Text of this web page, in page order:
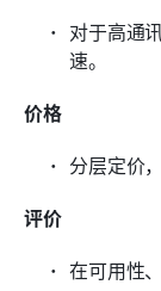
对于高通
速。
价格
分层定价
评价
在可用性